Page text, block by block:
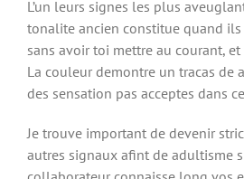
L’un leurs signes les plus
tonalite ancien constitue quand
sans avoir toi mettre au courant,
La couleur demontre un tracas de
des sensation pas acceptes dans
Je trouve important de devenir
autres signaux afint de adultisme